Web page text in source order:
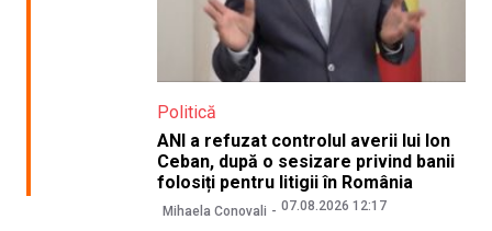
Politică
ANI a refuzat controlul averii lui Ion
Ceban, după o sesizare privind banii
folosiți pentru litigii în România
Mihaela Conovali 07.08.2026 12:17